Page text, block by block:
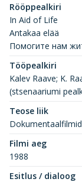
Rööppealkiri
In Aid of Life
Antakaa elää
Помогите нам
Tööpealkiri
Kalev Raave; K.
(stsenaariumi
Teose liik
Filmi aeg
1988
Esitlus / dialoog